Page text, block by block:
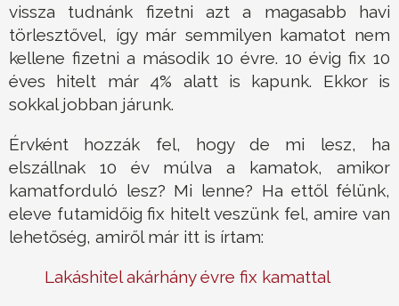
vissza tudnánk fizetni azt a magasabb havi
törlesztővel, így már semmilyen kamatot nem
kellene fizetni a második 10 évre. 10 évig fix 10
éves hitelt már 4% alatt is kapunk. Ekkor is
sokkal jobban járunk.
Érvként hozzák fel, hogy de mi lesz, ha
elszállnak 10 év múlva a kamatok, amikor
kamatforduló lesz? Mi lenne? Ha ettől félünk,
eleve futamidőig fix hitelt veszünk fel, amire van
lehetőség, amiről már itt is írtam:
Lakáshitel akárhány évre fix kamattal